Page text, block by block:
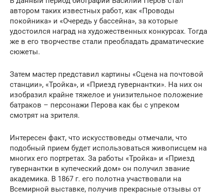
автором таких известных работ, как «Проводы
покойника» и «Очередь у бассейна», за которые
удостоился наград на художественных конкурсах. Тогда
же в его творчестве стали преобладать драматические
сюжеты.
Затем мастер представил картины «Сцена на почтовой
станции», «Тройка», и «Приезд гувернантки». На них он
изобразил крайне тяжелое и унизительное положение
батраков – персонажи Перова как бы с упреком
смотрят на зрителя.
Интересен факт, что искусствоведы отмечали, что
подобный прием будет использоваться живописцем на
многих его портретах. За работы «Тройка» и «Приезд
гувернантки в купеческий дом» он получил звание
академика. В 1867 г. его полотна участвовали на
Всемирной выставке, получив прекрасные отзывы от